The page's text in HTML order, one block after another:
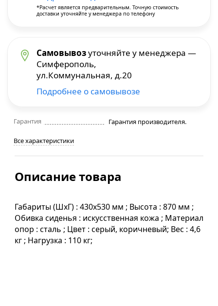
Гарантия Гарантия производителя.
Все характеристики
*Расчет является предварительным. Точную стоимость
доставки уточняйте у менеджера по телефону
Самовывозуточняйте у менеджера —
Симферополь,
ул.Коммунальная, д.20
Подробнее о самовывозе
Описание товара
Габариты (ШхГ) : 430x530 мм ; Высота : 870 мм ;
Обивка сиденья : искусственная кожа ; Материал
опор : сталь ; Цвет : серый, коричневый; Вес : 4,6
кг ; Нагрузка : 110 кг;
Строительные фены
Фрезеры
Штроборезы
Шуруповерты и электроотвертки
Электролобзики
Электрорубанки